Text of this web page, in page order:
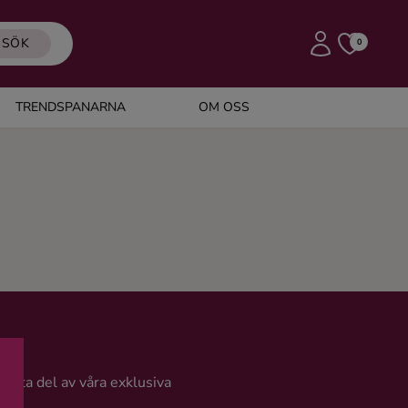
SÖK 0
TRENDSPANARNA OM OSS
ta del av våra exklusiva